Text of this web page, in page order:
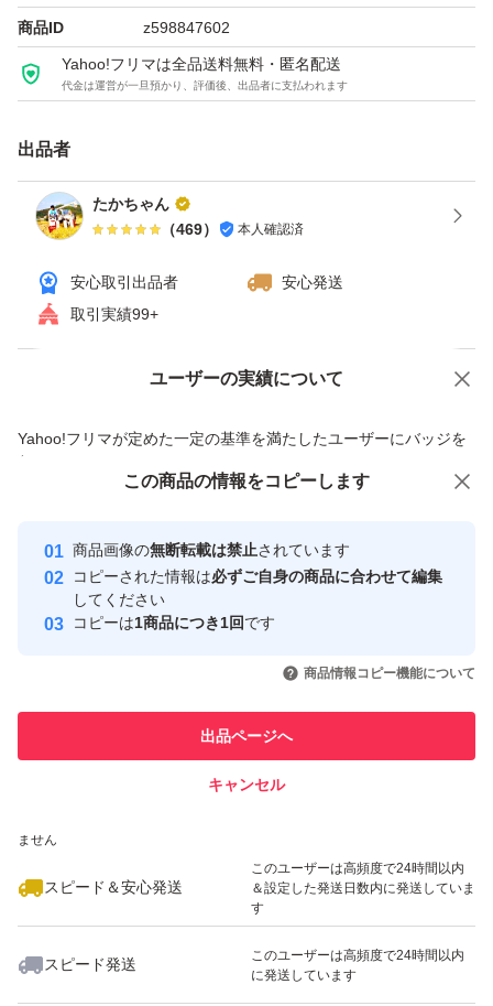
す。
10kg米袋のまま発送いたします。
注文後のコメントで精米の指定をお願いします。
購入後に玄米か精米か。精米の場合どれに精米するのか
連絡お願いします。
商品ID z598847602
Yahoo!フリマは全品送料無料・匿名配送
代金は運営が一旦預かり、評価後、出品者に支払われます
出品者
たかちゃん
（469） 本人確認済
安心取引出品者
安心発送
取引実績99+
ユーザーの実績について
Yahoo!フリマが定めた一定の基準を満たしたユーザーにバッジを
付与しています
安心取引出品者
心・安全なユーザーです
取引実績
引を完了させた実績があります
での取引実績があります
ません
スピード＆安心発送
このユーザーは高頻度で24時間以内
＆設定した発送日数内に発送していま
す
スピード発送
このユーザーは高頻度で24時間以内
に発送しています
価格の相談 商品への質問
この商品の情報をコピーします
商品画像の無断転載は禁止されています
コピーされた情報は必ずご自身の商品に合わせて編集
してください
コピーは1商品につき1回です
商品情報コピー機能について
出品ページへ
キャンセル
この商品をみている人にオススメ
いいね！
6,100